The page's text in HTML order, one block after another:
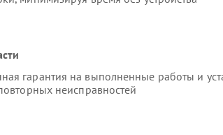
гарантия на выполненные работы и
неисправностей